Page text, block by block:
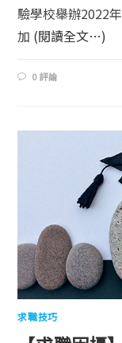
驗學校舉辦2022
加 (閱讀全文…)
0 評論
求職技巧